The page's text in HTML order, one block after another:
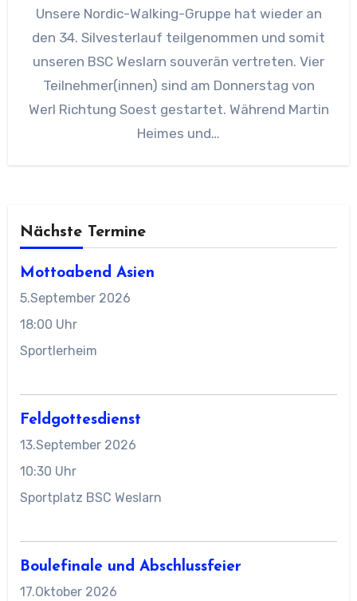
Unsere Nordic-Walking-Gruppe hat wieder an
den 34. Silvesterlauf teilgenommen und somit
unseren BSC Weslarn souverän vertreten. Vier
Teilnehmer(innen) sind am Donnerstag von
Werl Richtung Soest gestartet. Während Martin
Heimes und…
Nächste Termine
Mottoabend Asien
5.September 2026
18:00 Uhr
Sportlerheim
Feldgottesdienst
13.September 2026
10:30 Uhr
Sportplatz BSC Weslarn
Boulefinale und Abschlussfeier
17.Oktober 2026